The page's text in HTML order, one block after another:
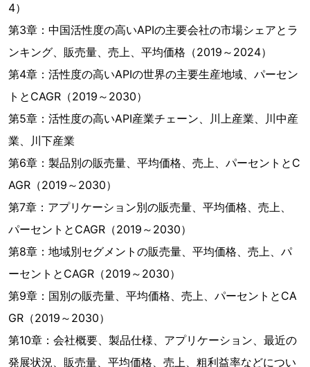
4）
第3章：中国活性度の高いAPIの主要会社の市場シェアとラ
ンキング、販売量、売上、平均価格（2019～2024）
第4章：活性度の高いAPIの世界の主要生産地域、パーセン
トとCAGR（2019～2030）
第5章：活性度の高いAPI産業チェーン、川上産業、川中産
業、川下産業
第6章：製品別の販売量、平均価格、売上、パーセントとC
AGR（2019～2030）
第7章：アプリケーション別の販売量、平均価格、売上、
パーセントとCAGR（2019～2030）
第8章：地域別セグメントの販売量、平均価格、売上、パ
ーセントとCAGR（2019～2030）
第9章：国別の販売量、平均価格、売上、パーセントとCA
GR（2019～2030）
第10章：会社概要、製品仕様、アプリケーション、最近の
発展状況、販売量、平均価格、売上、粗利益率などについ